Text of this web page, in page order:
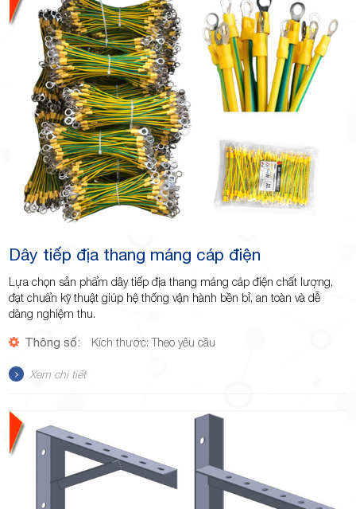
Dây tiếp địa thang máng cáp điện
Lựa chọn sản phẩm dây tiếp địa thang máng cáp điện chất lượng,
đạt chuẩn kỹ thuật giúp hệ thống vận hành bền bỉ, an toàn và dễ
dàng nghiệm thu.
Thông số: Kích thước: Theo yêu cầu
Xem chi tiết